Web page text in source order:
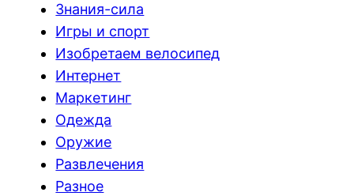
Знания-сила
Игры и спорт
Изобретаем велосипед
Интернет
Маркетинг
Одежда
Оружие
Развлечения
Разное